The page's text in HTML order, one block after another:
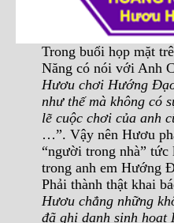
Trong buổi họp mặt
Năng có nói với Anh
Hươu chơi Hướng
như thế mà không có
lẽ cuộc chơi của anh
…”. Vậy nên Hươu
“người trong nhà”
trong anh em Hướng
Phải thành thật khai
Hươu chẳng những
đã ghi danh sinh